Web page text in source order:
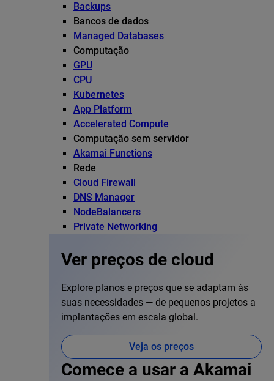
Backups
Bancos de dados
Managed Databases
Computação
GPU
CPU
Kubernetes
App Platform
Accelerated Compute
Computação sem servidor
Akamai Functions
Rede
Cloud Firewall
DNS Manager
NodeBalancers
Private Networking
Ver preços de cloud
Explore planos e preços que se adaptam às
suas necessidades — de pequenos projetos a
implantações em escala global.
Veja os preços
Comece a usar a Akamai